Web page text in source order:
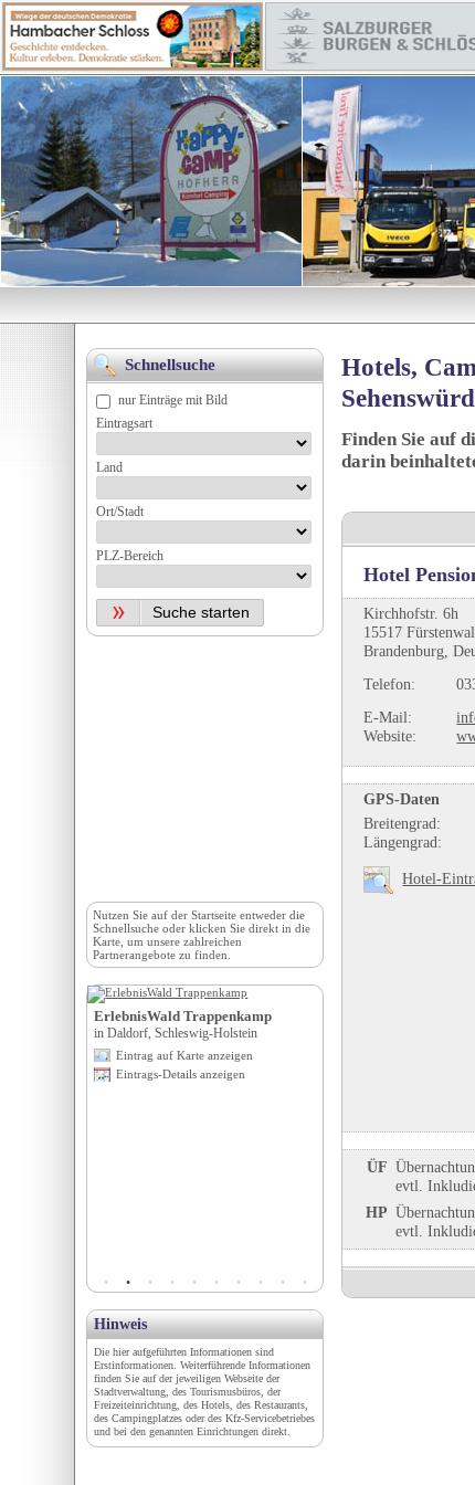
Hotels,
Finden Sie auf
darin
Hotel
Kirchhofstr. 6h
15517
Brandenburg,
Telefon:
E-Mail:
Website:
GPS-Daten
Breitengrad:
Längengrad:
Hotel-
ÜF
evtl.
HP
evtl.
Schnellsuche
nur Einträge mit Bild
Eintragsart
Land
Ort/Stadt
PLZ-Bereich
Nutzen Sie auf derStartseite entweder die
Schnellsuche oder klicken Sie direkt in die
Karte, um unsere zahlreichen
Partnerangebote zu finden.
ErlebnisWald Trappenkamp
in Daldorf, Schleswig-Holstein
Eintrag auf Karte anzeigen
Eintrags-Details anzeigen
Hinweis
Die hier aufgeführten Informationen sind
Erstinformationen. Weiterführende Informationen
finden Sie auf der jeweiligen Webseite der
Stadtverwaltung, des Tourismusbüros, der
Freizeiteinrichtung, des Hotels, des Restaurants,
des Campingplatzes oder des Kfz-Servicebetriebes
und bei den genannten Einrichtungen direkt.